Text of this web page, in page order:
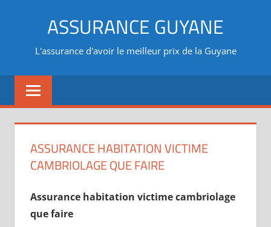
ASSURANCE GUYANE
L'assurance d'avoir le meilleur prix de la Guyane
ASSURANCE HABITATION VICTIME
CAMBRIOLAGE QUE FAIRE
Assurance habitation victime cambriolage
que faire